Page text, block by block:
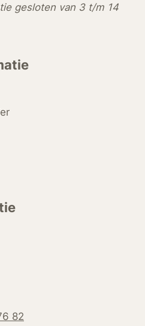
gesloten van 3 t/m 14
82